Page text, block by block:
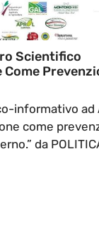
Scientifico
Come
informativo ad
come
da